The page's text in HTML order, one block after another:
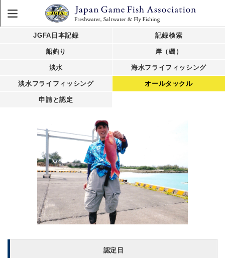
JGFA日本記録 記録検索
船釣り 岸（磯）
淡水 海水フライフィッシング
淡水フライフィッシング オールタックル
申請と認定
認定日